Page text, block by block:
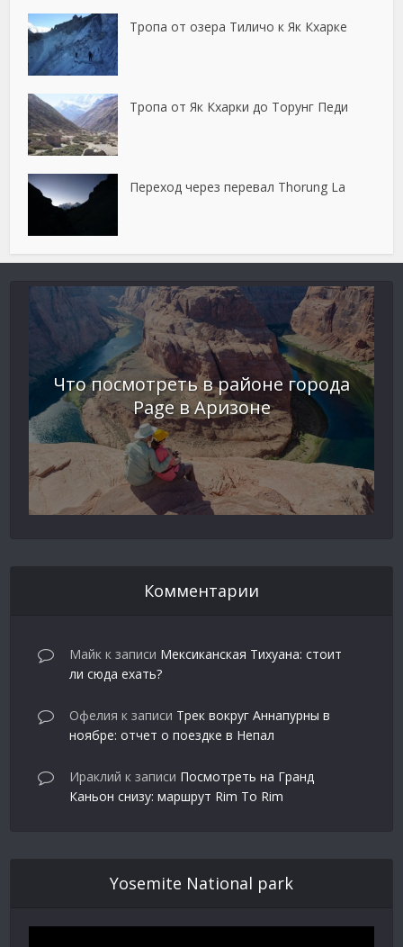
Тропа от озера Тиличо к Як Кхарке
Тропа от Як Кхарки до Торунг Педи
Переход через перевал Thorung La
Что посмотреть в районе города
Page в Аризоне
Комментарии
Майк к записи Мексиканская Тихуана: стоит
ли сюда ехать?
Офелия к записи Трек вокруг Аннапурны в
ноябре: отчет о поездке в Непал
Ираклий к записи Посмотреть на Гранд
Каньон снизу: маршрут Rim To Rim
Yosemite National park